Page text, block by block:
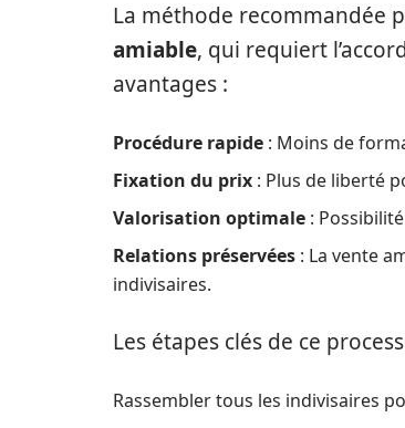
La méthode recommandée
amiable, qui requiert
avantages :
Procédure rapide : Moins de
Fixation du prix : Plus de liberté
Valorisation optimale :
Relations préservées : La vente
indivisaires.
Les étapes clés de ce
Rassembler tous les indivisaires